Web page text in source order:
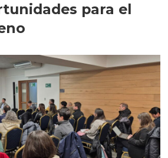
para el